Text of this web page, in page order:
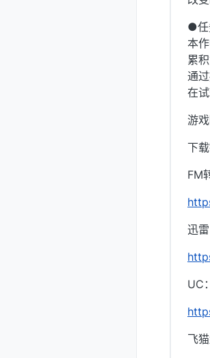
●任
本
累
通
在
游
下
FM
迅雷
UC：
飞